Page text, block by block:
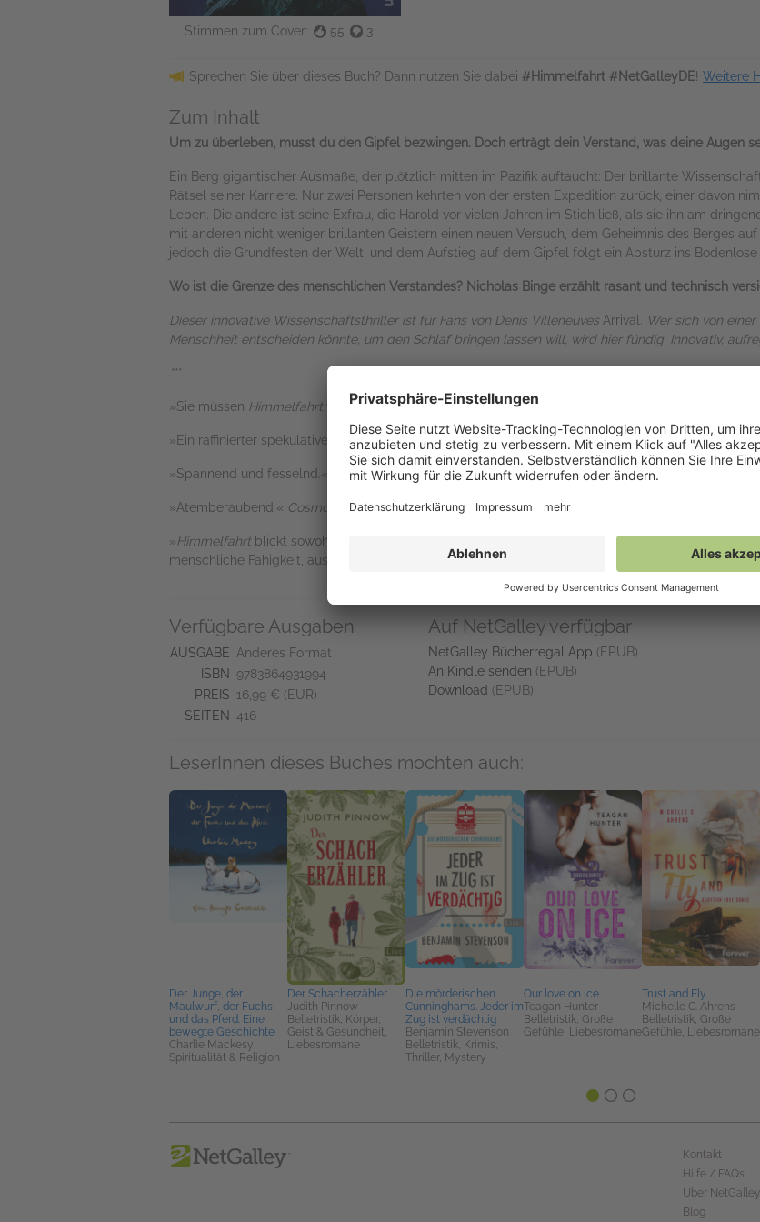
Stimmen zum Cover: 55 3
Sprechen Sie über dieses Buch? Dann nutzen Sie dabei #Himmelfahrt #NetGalleyDE! Weitere
Zum Inhalt
Um zu überleben, musst du den Gipfel bezwingen. Doch erträgt dein Verstand, was deine Augen
Ein Berg gigantischer Ausmaße, der plötzlich mitten im Pazifik auftaucht: Der brillante
Rätsel seiner Karriere. Nur zwei Personen kehrten von der ersten Expedition zurück, einer davon
Leben. Die andere ist seine Exfrau, die Harold vor vielen Jahren im Stich ließ, als sie ihn am
mit anderen nicht weniger brillanten Geistern einen neuen Versuch, dem Geheimnis des Berges
jedoch die Grundfesten der Welt, und dem Aufstieg auf dem Gipfel folgt ein Absturz ins Bodenlose
Wo ist die Grenze des menschlichen Verstandes? Nicholas Binge erzählt rasant und technisch
Dieser innovative Wissenschaftsthriller ist für Fans von Denis Villeneuves Arrival
. Wer sich von
Menschheit entscheiden könnte, um den Schlaf bringen lassen will, wird hier fündig. Innovativ,
***
»Sie müssen Himmelfahrt von Nicholas Binge lesen. Grusel der alten Schule. Ein wunderbarer
»Ein raffinierter spekulativer Thriller, der die Grenzen des menschlichen Wissens auslotet.«The
»Spannend und fesselnd.« Daily Mail
»Atemberaubend.« Cosmopolitan
»Himmelfahrt blickt sowohl auf die Grenzen des wissenschaftlichen Verständnisses als auch auf
menschliche Fähigkeit, aus einer Tragödie Hoffnung zu schöpfen.«
The Washington Post
Verfügbare Ausgaben
AUSGABE Anderes Format
ISBN
9783864931994
PREIS 16,99 € (EUR)
SEITEN 416
Auf NetGalley verfügbar
NetGalley Bücherregal App (EPUB)
An Kindle senden (EPUB)
Download (EPUB)
LeserInnen dieses Buches mochten auch:
Der Junge, der
Maulwurf, der Fuchs
und das Pferd. Eine
bewegte Geschichte
Charlie Mackesy
Spiritualität & Religion
Der Schacherzähler
Judith Pinnow
Belletristik, Körper,
Geist & Gesundheit,
Liebesromane
Die mörderischen
Cunninghams. Jeder im
Zug ist verdächtig
Benjamin Stevenson
Belletristik, Krimis,
Thriller, Mystery
Our love on ice
Teagan Hunter
Belletristik, Große
Gefühle, Liebesromane
Trust and Fly
Michelle C. Ahrens
Belletristik, Große
Gefühle, Liebesromane
Kontakt
Hilfe / FAQs
Über NetGalley
Blog